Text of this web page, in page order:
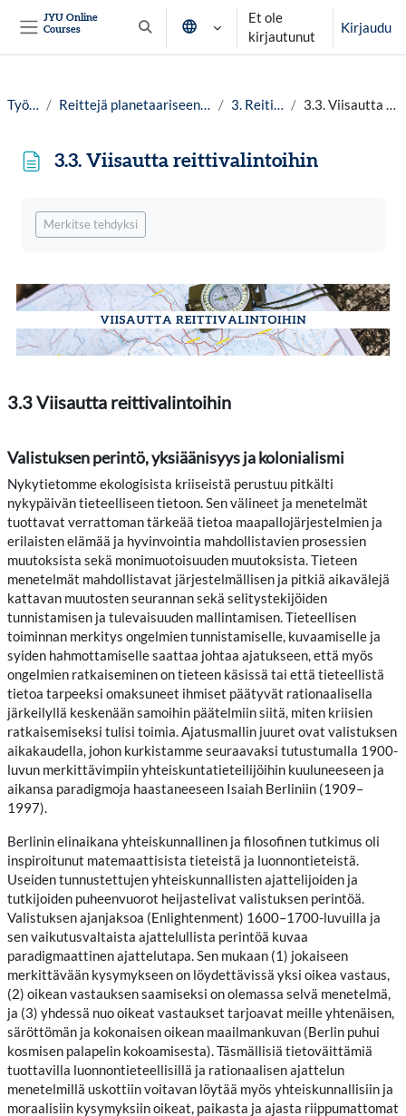
JYU Online
Courses
Vaihda hakusyöttöä
Et ole
kirjautunut
Kirjaudu
Työpöytä Reittejä planetaariseen hyvinvointiin lv. 25-26 3. Reitit ja kartat 3.3. Viisautta reittivalintoihin
3.3. Viisautta reittivalintoihin
Merkitse tehdyksi
3.3 Viisautta reittivalintoihin
Valistuksen perintö, yksiäänisyys ja kolonialismi
Nykytietomme ekologisista kriiseistä perustuu pitkälti
nykypäivän tieteelliseen tietoon. Sen välineet ja menetelmät
tuottavat verrattoman tärkeää tietoa maapallojärjestelmien ja
erilaisten elämää ja hyvinvointia mahdollistavien prosessien
muutoksista sekä monimuotoisuuden muutoksista. Tieteen
menetelmät mahdollistavat järjestelmällisen ja pitkiä aikavälejä
kattavan muutosten seurannan sekä selitystekijöiden
tunnistamisen ja tulevaisuuden mallintamisen. Tieteellisen
toiminnan merkitys ongelmien tunnistamiselle, kuvaamiselle ja
syiden hahmottamiselle saattaa johtaa ajatukseen, että myös
ongelmien ratkaiseminen on tieteen käsissä tai että tieteellistä
tietoa tarpeeksi omaksuneet ihmiset päätyvät rationaalisella
järkeilyllä keskenään samoihin päätelmiin siitä, miten kriisien
ratkaisemiseksi tulisi toimia. Ajatusmallin juuret ovat valistuksen
aikakaudella, johon kurkistamme seuraavaksi tutustumalla 1900-
luvun merkittävimpiin yhteiskuntatieteilijöihin kuuluneeseen ja
aikansa paradigmoja haastaneeseen Isaiah Berliniin (1909–
1997).
Berlinin elinaikana yhteiskunnallinen ja filosofinen tutkimus oli
inspiroitunut matemaattisista tieteistä ja luonnontieteistä.
Useiden tunnustettujen yhteiskunnallisten ajattelijoiden ja
tutkijoiden puheenvuorot heijastelivat valistuksen perintöä.
Valistuksen ajanjaksoa (Enlightenment) 1600–1700-luvuilla ja
sen vaikutusvaltaista ajattelullista perintöä kuvaa
paradigmaattinen ajattelutapa. Sen mukaan (1) jokaiseen
merkittävään kysymykseen on löydettävissä yksi oikea vastaus,
(2) oikean vastauksen saamiseksi on olemassa selvä menetelmä,
ja (3) yhdessä nuo oikeat vastaukset tarjoavat meille yhtenäisen,
säröttömän ja kokonaisen oikean maailmankuvan (Berlin puhui
kosmisen palapelin kokoamisesta). Täsmällisiä tietoväittämiä
tuottavilla luonnontieteellisillä ja rationaalisen ajattelun
menetelmillä uskottiin voitavan löytää myös yhteiskunnallisiin ja
moraalisiin kysymyksiin oikeat, paikasta ja ajasta riippumattomat